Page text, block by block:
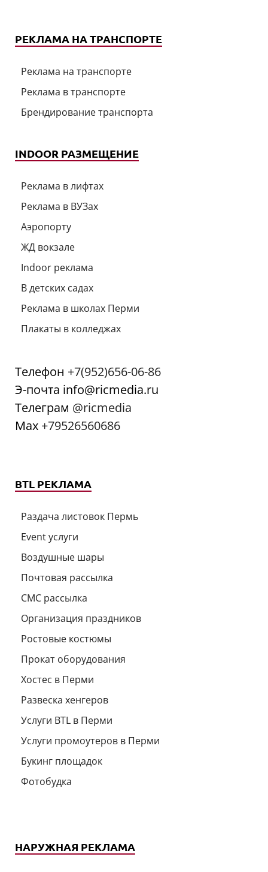
РЕКЛАМА НА ТРАНСПОРТЕ
Реклама на транспорте
Реклама в транспорте
Брендирование транспорта
INDOOR РАЗМЕЩЕНИЕ
Реклама в лифтах
Реклама в ВУЗах
Аэропорту
ЖД вокзале
Indoor реклама
В детских садах
Реклама в школах Перми
Плакаты в колледжах
Телефон +7(952)656-06-86
Э-почта info@ricmedia.ru
Телеграм @ricmedia
Мах +79526560686
BTL РЕКЛАМА
Раздача листовок Пермь
Event услуги
Воздушные шары
Почтовая рассылка
СМС рассылка
Организация праздников
Ростовые костюмы
Прокат оборудования
Хостес в Перми
Развеска хенгеров
Услуги BTL в Перми
Услуги промоутеров в Перми
Букинг площадок
Фотобудка
НАРУЖНАЯ РЕКЛАМА